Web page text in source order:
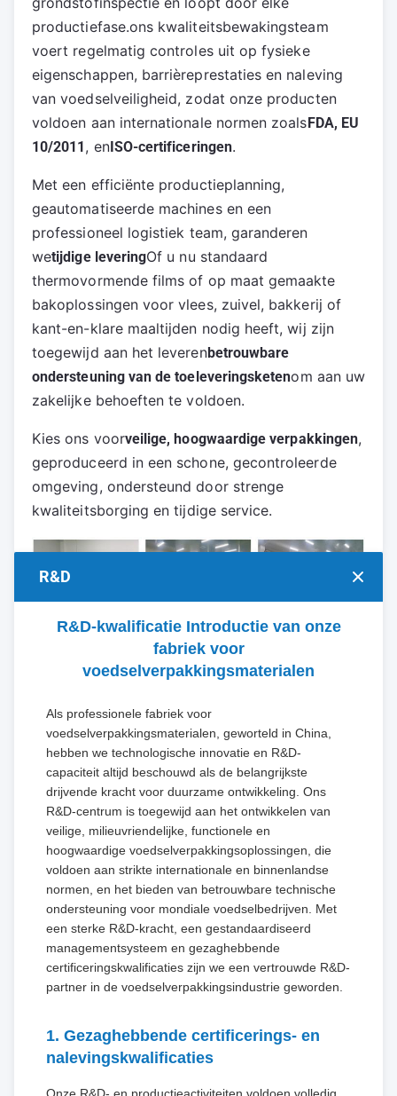
productiefase.ons kwaliteitsbewakingsteam
voert regelmatig controles uit op fysieke
eigenschappen, barrièreprestaties en naleving
van voedselveiligheid, zodat onze producten
voldoen aan internationale normen zoalsFDA, EU
10/2011, enISO-certificeringen.
Met een efficiënte productieplanning,
geautomatiseerde machines en een
professioneel logistiek team, garanderen
wetijdige leveringOf u nu standaard
thermovormende films of op maat gemaakte
bakoplossingen voor vlees, zuivel, bakkerij of
kant-en-klare maaltijden nodig heeft, wij zijn
toegewijd aan het leverenbetrouwbare
ondersteuning van de toeleveringsketenom aan uw
zakelijke behoeften te voldoen.
Kies ons voorveilige, hoogwaardige verpakkingen,
geproduceerd in een schone, gecontroleerde
omgeving, ondersteund door strenge
kwaliteitsborging en tijdige service.
R&D
R&D-kwalificatie Introductie van onze
fabriek voor
voedselverpakkingsmaterialen
Als professionele fabriek voor
voedselverpakkingsmaterialen, geworteld in China,
hebben we technologische innovatie en R&D-
capaciteit altijd beschouwd als de belangrijkste
drijvende kracht voor duurzame ontwikkeling. Ons
R&D-centrum is toegewijd aan het ontwikkelen van
veilige, milieuvriendelijke, functionele en
hoogwaardige voedselverpakkingsoplossingen, die
voldoen aan strikte internationale en binnenlandse
normen, en het bieden van betrouwbare technische
ondersteuning voor mondiale voedselbedrijven. Met
een sterke R&D-kracht, een gestandaardiseerd
managementsysteem en gezaghebbende
certificeringskwalificaties zijn we een vertrouwde R&D-
partner in de voedselverpakkingsindustrie geworden.
1. Gezaghebbende certificerings- en
nalevingskwalificaties